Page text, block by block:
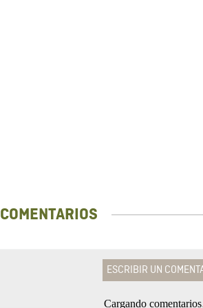
COMENTARIOS
ESCRIBIR UN
Cargando